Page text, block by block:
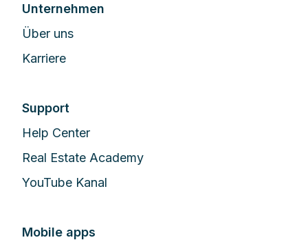
Unternehmen
Über uns
Karriere
Support
Help Center
Real Estate Academy
YouTube Kanal
Mobile apps